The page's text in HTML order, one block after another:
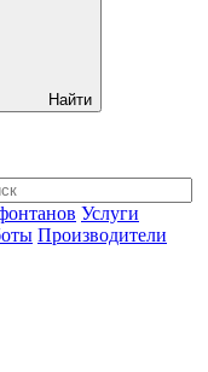
Найти
Услуги
Производители